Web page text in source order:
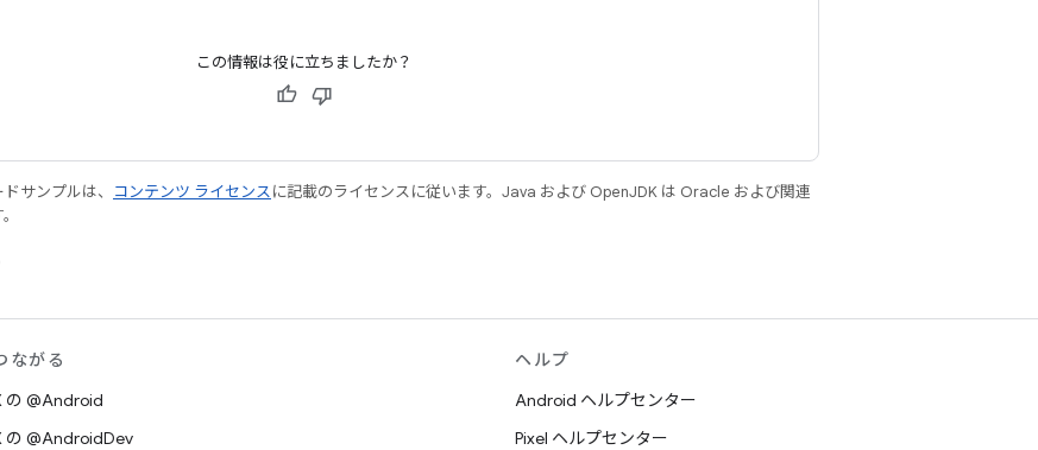
この情報は役に立ちましたか？
サンプルは、 コンテンツ ライセンスに記載のライセンスに従います。Java および OpenJDK は Oracle および関連
ながる
の @Android
の @AndroidDev
ヘルプ
Android ヘルプセンター
Pixel ヘルプセンター